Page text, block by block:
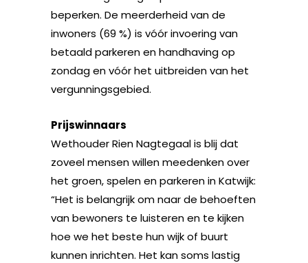
beperken. De meerderheid van de
inwoners (69 %) is vóór invoering van
betaald parkeren en handhaving op
zondag en vóór het uitbreiden van het
vergunningsgebied.
Prijswinnaars
Wethouder Rien Nagtegaal is blij dat
zoveel mensen willen meedenken over
het groen, spelen en parkeren in Katwijk:
“Het is belangrijk om naar de behoeften
van bewoners te luisteren en te kijken
hoe we het beste hun wijk of buurt
kunnen inrichten. Het kan soms lastig